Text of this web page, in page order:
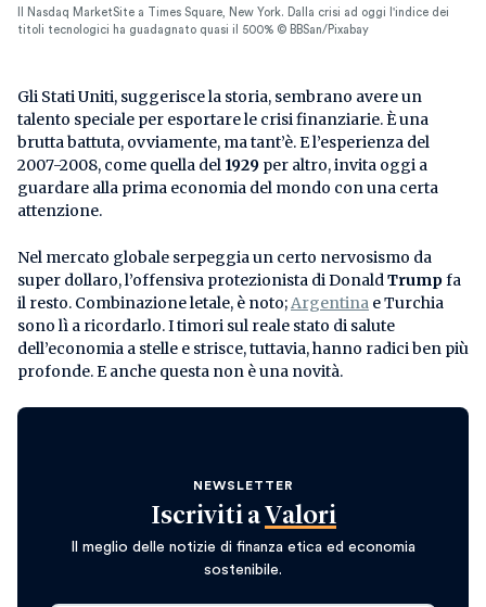
Il Nasdaq MarketSite a Times Square, New York. Dalla crisi ad oggi l'indice dei
titoli tecnologici ha guadagnato quasi il 500% © BBSan/Pixabay
Gli Stati Uniti, suggerisce la storia, sembrano avere un
talento speciale per esportare le crisi finanziarie. È una
brutta battuta, ovviamente, ma tant’è. E l’esperienza del
2007-2008, come quella del 1929 per altro, invita oggi a
guardare alla prima economia del mondo con una certa
attenzione.
Nel mercato globale serpeggia un certo nervosismo da
super dollaro, l’offensiva protezionista di DonaldTrumpfa
il resto. Combinazione letale, è noto;Argentina e Turchia
sono lì a ricordarlo. I timori sul reale stato di salute
dell’economia a stelle e strisce, tuttavia, hanno radici ben più
profonde. E anche questa non è una novità.
NEWSLETTER
Iscriviti a Valori
Il meglio delle notizie di finanza etica ed economia
sostenibile.